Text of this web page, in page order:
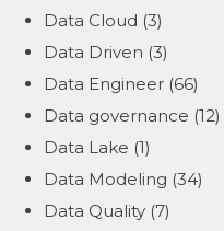
Data Cloud (3)
Data Driven (3)
Data Engineer (66)
Data governance (12)
Data Lake (1)
Data Modeling (34)
Data Quality (7)